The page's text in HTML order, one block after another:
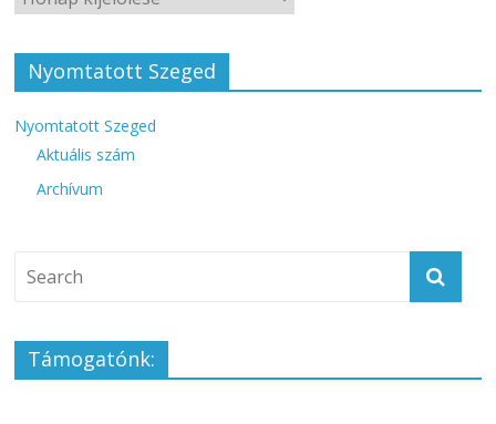
Nyomtatott Szeged
Nyomtatott Szeged
Aktuális szám
Archívum
Támogatónk: